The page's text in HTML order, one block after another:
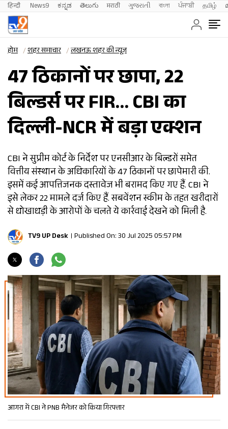
हिन्दी News9 ಕನ್ನಡ తెలుగు मराठी ગુજરાતી বাংলা ਪੰਜਾਬੀ தமிழ்
होम शहर समाचार लखनऊ शहर की न्यूज़
47 ठिकानों पर छापा, 22
बिल्डर्स पर FIR… CBI का
दिल्ली-NCR में बड़ा एक्शन
CBI ने सुप्रीम कोर्ट के निर्देश पर एनसीआर के बिल्डरों समेत
वित्तीय संस्थान के अधिकारियों के 47 ठिकानों पर छापेमारी की.
इसमें कई आपत्तिजनक दस्तावेज भी बरामद किए गए हैं. CBI ने
इसे लेकर 22 मामले दर्ज किए हैं. सबवेंशन स्कीम के तहत खरीदारों
से धोखाधड़ी के आरोपों के चलते ये कार्रवाई देखने को मिली है.
TV9 UP Desk Published On: 30 Jul 2025 05:57 PM
आगरा में CBI ने PNB मैनेजर को किया गिरफ्तार